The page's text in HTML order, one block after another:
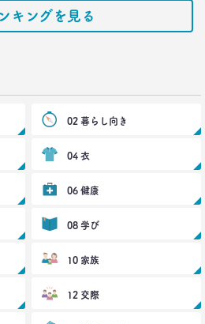
は最低の50点台
に求めた
代男性を襲う
ルー」
ド 連載⑱–
感？
なくてビビり!?
ド 連載⑰–
ピーライター
キングを見る
02 暮らし向き
04 衣
06 健康
08 学び
10 家族
12 交際